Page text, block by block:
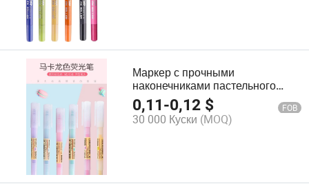
Маркер с прочными
наконечниками пастельного
цвета 6 цветов
0,11-0,12 $ FOB
30 000 Куски (MOQ)